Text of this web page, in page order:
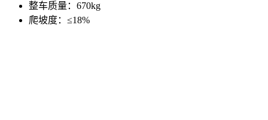
整车质量：670kg
爬坡度：≤18%